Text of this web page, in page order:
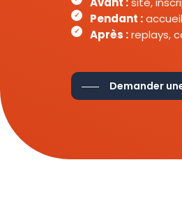
Pendant :
Après :replays,
Demander